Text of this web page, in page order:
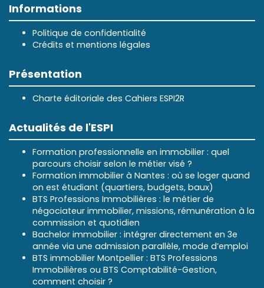
Informations
Politique de confidentialité
Crédits et mentions légales
Présentation
Charte éditoriale des Cahiers ESPI2R
Actualités de l'ESPI
Formation professionnelle en immobilier : quel
parcours choisir selon le métier visé ?
Formation immobilier à Nantes : où se loger quand
on est étudiant (quartiers, budgets, baux)
BTS Professions Immobilières : le métier de
négociateur immobilier, missions, rémunération à la
commission et quotidien
Bachelor immobilier : intégrer directement en 3e
année via une admission parallèle, mode d’emploi
BTS immobilier Montpellier : BTS Professions
Immobilières ou BTS Comptabilité-Gestion,
comment choisir ?